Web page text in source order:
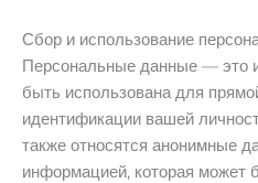
Сбор и использование
Персональные данные — это
быть использована для
идентификации вашей
также относятся анонимные
информацией, которая может